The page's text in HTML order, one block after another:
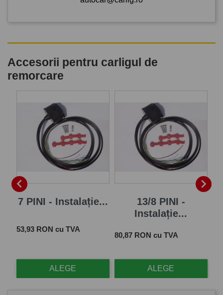
Accesorii pentru carligul de
remorcare

7 PINI - Instalație...
Pret
53,93 RON cu TVA
ALEGE
13/8 PINI -
Instalație...
Pret
80,87 RON cu TVA
ALEGE
